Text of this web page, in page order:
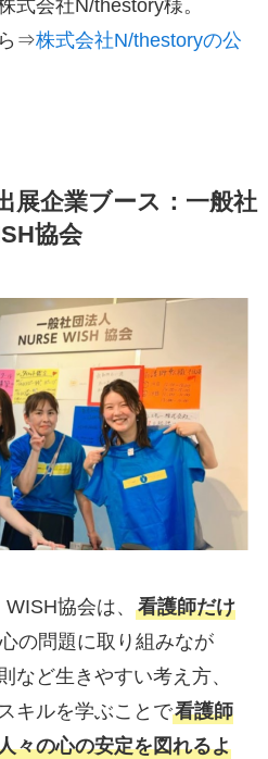
式会社N/thestory様。
⇒株式会社N/thestoryの公
展企業ブース：一般社
協会
協会は、 看護師だけ
の問題に取り組みなが
など生きやすい考え方、
キルを学ぶことで看護師
々の心の安定を図れるよ